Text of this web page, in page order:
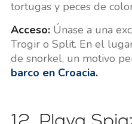
tortugas y peces de
Acceso:Únase a una
Trogir o Split. En el
de snorkel, un motivo
barco en Croacia.